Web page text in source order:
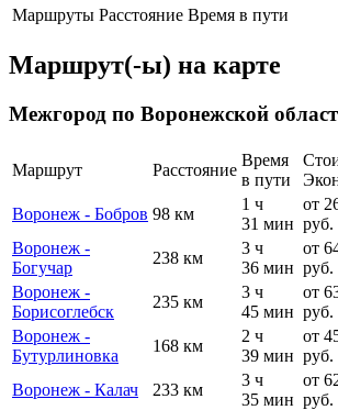
Маршруты Расстояние Время в пути
Маршрут(-ы) на карте
Межгород по Воронежской
Маршрут Расстояние
Время
в пути
Воронеж - Бобров 98 км
1 ч
31 мин
от
руб.
Воронеж -
Богучар
238 км
3 ч
36 мин
от
руб.
Воронеж -
Борисоглебск
235 км
3 ч
45 мин
от
руб.
Воронеж -
Бутурлиновка
168 км
2 ч
39 мин
от
руб.
Воронеж - Калач
233 км
3 ч
35 мин
от
руб.